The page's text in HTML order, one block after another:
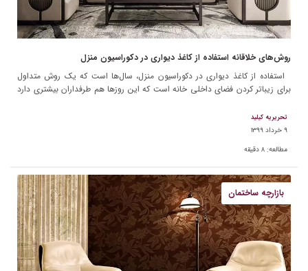
روش‌های خلاقانه استفاده از کاغذ دیواری در دکوراسیون منزل
استفاده از کاغذ دیواری در دکوراسیون منزل، سال‌ها است که یک روش متداول
برای زیباتر کردن فضای داخلی خانه است که این روزها هم طرفداران بیشتری دارد
تحریریه کیلید
۹ خرداد ۱۳۹۹
مطالعه: ۸ دقیقه
بازارچه ساختمان